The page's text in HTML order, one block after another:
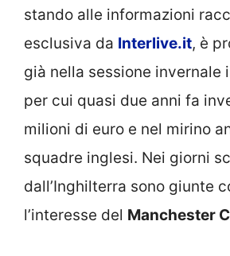
stando alle informazioni
esclusiva da Interlive.it, è
già nella sessione invernale
per cui quasi due anni fa
milioni di euro e nel mirino
squadre inglesi. Nei giorni
dall’Inghilterra sono giunte
l’interesse del Manchester